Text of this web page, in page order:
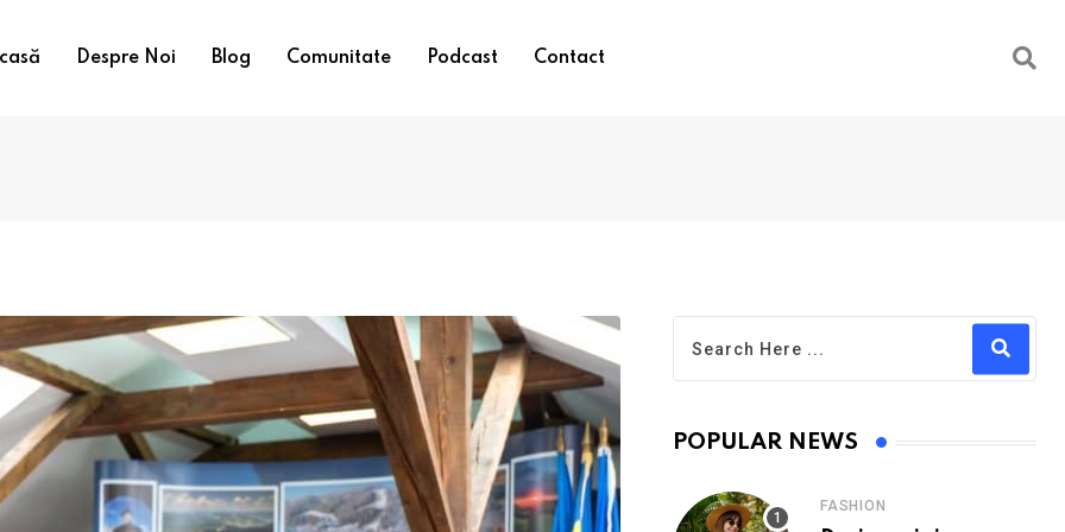
Despre Noi Blog Comunitate Podcast Contact
POPULAR NEWS
FASHION